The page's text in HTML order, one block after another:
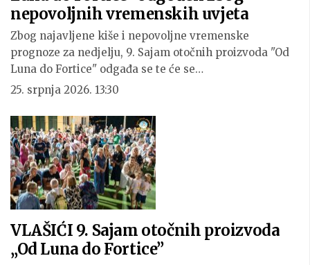
nepovoljnih vremenskih uvjeta
Zbog najavljene kiše i nepovoljne vremenske
prognoze za nedjelju, 9. Sajam otočnih proizvoda "Od
Luna do Fortice" odgađa se te će se…
25. srpnja 2026. 13:30
VLAŠIĆI 9. Sajam otočnih proizvoda
„Od Luna do Fortice”